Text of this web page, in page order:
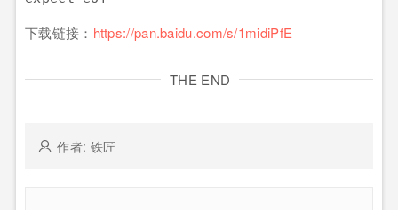
下载链接： https://pan.baidu.com/s/1midiPfE
THE END
作者: 铁匠